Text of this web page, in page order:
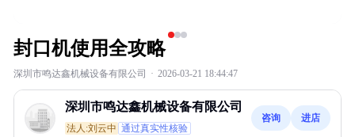
封口机使用全攻略
深圳市鸣达鑫机械设备有限公司 · 2026-03-21 18:44:47
深圳市鸣达鑫机械设备有限公司
法人:刘云中 通过真实性核验
咨询 进店